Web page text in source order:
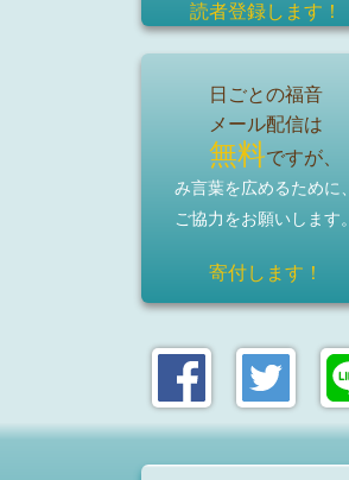
読者登録します！
日ごとの福音
メール配信は
無料ですが、
み言葉を広めるために、
ご協力をお願いします。
寄付します！